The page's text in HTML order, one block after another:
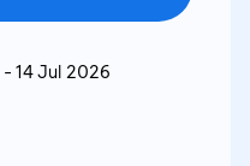
- 14 Jul 2026